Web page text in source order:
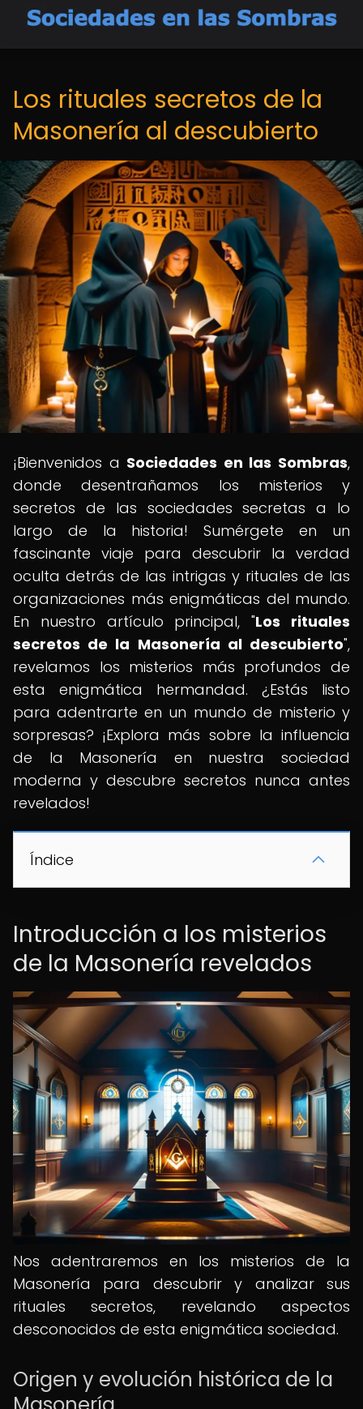
Los rituales secretos de la
Masonería al descubierto
¡Bienvenidos a Sociedades en las Sombras,
donde desentrañamos los misterios y
secretos de las sociedades secretas a lo
largo de la historia! Sumérgete en un
fascinante viaje para descubrir la verdad
oculta detrás de las intrigas y rituales de las
organizaciones más enigmáticas del mundo.
En nuestro artículo principal, "Los rituales
secretos de la Masonería al descubierto",
revelamos los misterios más profundos de
esta enigmática hermandad. ¿Estás listo
para adentrarte en un mundo de misterio y
sorpresas? ¡Explora más sobre la influencia
de la Masonería en nuestra sociedad
moderna y descubre secretos nunca antes
revelados!
Índice
Introducción a los misterios
de la Masonería revelados
Nos adentraremos en los misterios de la
Masonería para descubrir y analizar sus
rituales secretos, revelando aspectos
desconocidos de esta enigmática sociedad.
Origen y evolución histórica de la